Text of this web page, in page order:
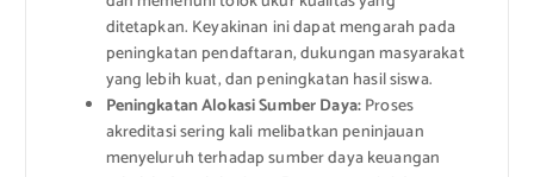
ditetapkan. Keyakinan ini dapat mengarah pada
peningkatan pendaftaran, dukungan masyarakat
yang lebih kuat, dan peningkatan hasil siswa.
Peningkatan Alokasi Sumber Daya:Proses
akreditasi sering kali melibatkan peninjauan
menyeluruh terhadap sumber daya keuangan